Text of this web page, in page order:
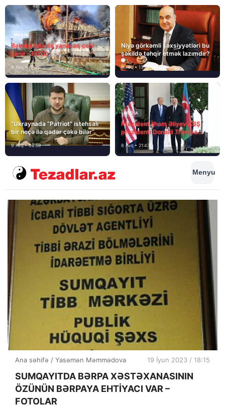
MEDİA
Bakıda hələ də yanacaq çəni
yanır – FOTO
9 Avq • 18:00
Niyə görkəmli şəxsiyyətləri bu
şəkildə təhqir etmək lazımdır?
9 Avq • 13:16
“Ukraynada “Patriot” istehsalı
bir neçə ilə qədər çəkə bilər”
9 Avq • 08:59
MEDİA
Prezident İlham Əliyev ABŞ
prezidenti Donald Trampa
məktubunda yazıb ki…
8 Avq • 21:43
Menyu
Ana səhifə / Yasəmən Məmmədova 19 İyun 2023 / 18:15
SUMQAYITDA BƏRPA XƏSTƏXANASININ
ÖZÜNÜN BƏRPAYA EHTİYACI VAR –
FOTOLAR